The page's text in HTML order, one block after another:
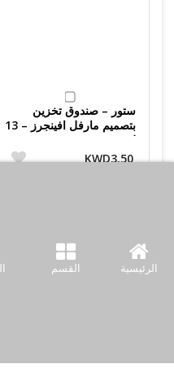
الرئيسية القسم
ستور – صندوق تخزين
بتصميم مارفل افينجرز – 13
لتر
KWD3.50